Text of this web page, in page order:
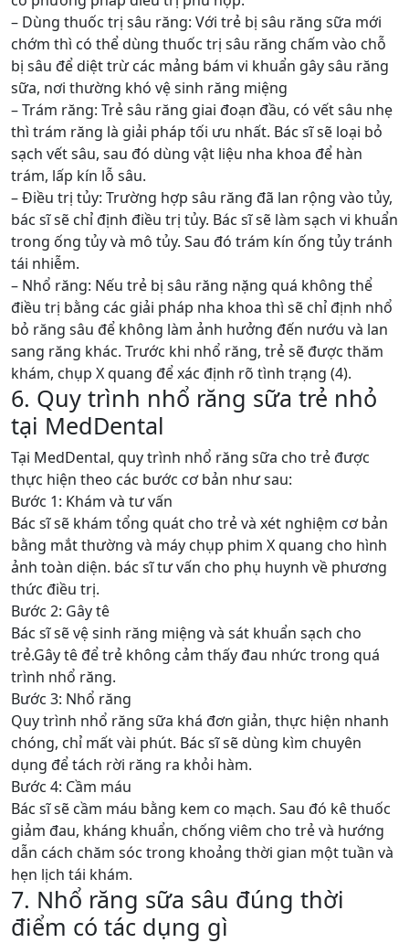
– Dùng thuốc trị sâu răng: Với trẻ bị sâu răng sữa mới
chớm thì có thể dùng thuốc trị sâu răng chấm vào chỗ
bị sâu để diệt trừ các mảng bám vi khuẩn gây sâu răng
sữa, nơi thường khó vệ sinh răng miệng
– Trám răng: Trẻ sâu răng giai đoạn đầu, có vết sâu nhẹ
thì trám răng là giải pháp tối ưu nhất. Bác sĩ sẽ loại bỏ
sạch vết sâu, sau đó dùng vật liệu nha khoa để hàn
trám, lấp kín lỗ sâu.
– Điều trị tủy: Trường hợp sâu răng đã lan rộng vào tủy,
bác sĩ sẽ chỉ định điều trị tủy. Bác sĩ sẽ làm sạch vi khuẩn
trong ống tủy và mô tủy. Sau đó trám kín ống tủy tránh
tái nhiễm.
– Nhổ răng: Nếu trẻ bị sâu răng nặng quá không thể
điều trị bằng các giải pháp nha khoa thì sẽ chỉ định nhổ
bỏ răng sâu để không làm ảnh hưởng đến nướu và lan
sang răng khác. Trước khi nhổ răng, trẻ sẽ được thăm
khám, chụp X quang để xác định rõ tình trạng (4).
6. Quy trình nhổ răng sữa trẻ nhỏ
tại MedDental
Tại MedDental, quy trình nhổ răng sữa cho trẻ được
thực hiện theo các bước cơ bản như sau:
Bước 1: Khám và tư vấn
Bác sĩ sẽ khám tổng quát cho trẻ và xét nghiệm cơ bản
bằng mắt thường và máy chụp phim X quang cho hình
ảnh toàn diện. bác sĩ tư vấn cho phụ huynh về phương
thức điều trị.
Bước 2: Gây tê
Bác sĩ sẽ vệ sinh răng miệng và sát khuẩn sạch cho
trẻ.Gây tê để trẻ không cảm thấy đau nhức trong quá
trình nhổ răng.
Bước 3: Nhổ răng
Quy trình nhổ răng sữa khá đơn giản, thực hiện nhanh
chóng, chỉ mất vài phút. Bác sĩ sẽ dùng kìm chuyên
dụng để tách rời răng ra khỏi hàm.
Bước 4: Cầm máu
Bác sĩ sẽ cầm máu bằng kem co mạch. Sau đó kê thuốc
giảm đau, kháng khuẩn, chống viêm cho trẻ và hướng
dẫn cách chăm sóc trong khoảng thời gian một tuần và
hẹn lịch tái khám.
7. Nhổ răng sữa sâu đúng thời
điểm có tác dụng gì